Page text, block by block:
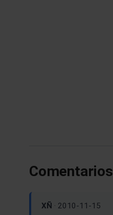
Comentarios
XÑ · 2010-11-15